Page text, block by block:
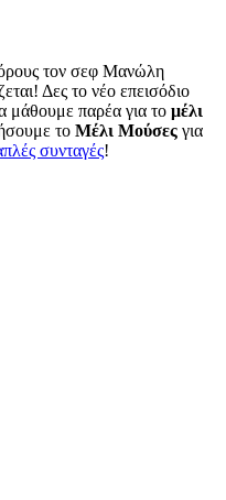
τον σεφ Μανώλη
Δες το νέο επεισόδιο
μάθουμε παρέα για το μέλι
το Μέλι Μούσες για
συνταγές!